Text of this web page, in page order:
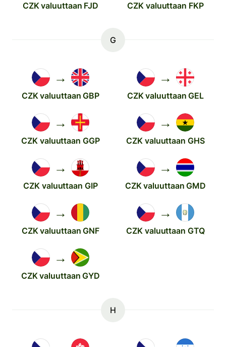
CZK valuuttaan FJD CZK valuuttaan FKP
G
→
CZK valuuttaan GBP
→
CZK valuuttaan GEL
→
CZK valuuttaan GGP
→
CZK valuuttaan GHS
→
CZK valuuttaan GIP
→
CZK valuuttaan GMD
→
CZK valuuttaan GNF
→
CZK valuuttaan GTQ
→
CZK valuuttaan GYD
H